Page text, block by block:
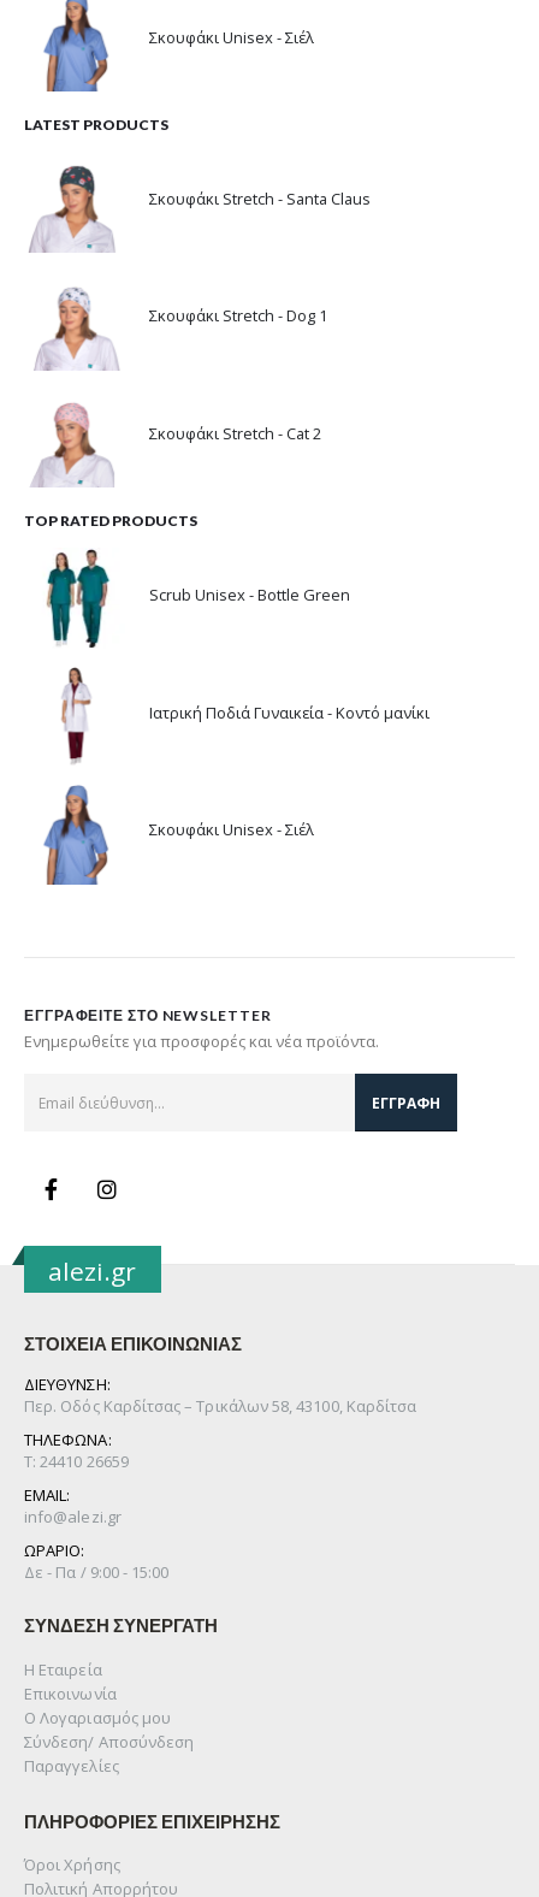
Σκουφάκι Unisex - Σιέλ
LATEST PRODUCTS
Σκουφάκι Stretch - Santa Claus
Σκουφάκι Stretch - Dog 1
Σκουφάκι Stretch - Cat 2
TOP RATED PRODUCTS
Scrub Unisex - Bottle Green
Ιατρική Ποδιά Γυναικεία - Κοντό μανίκι
Σκουφάκι Unisex - Σιέλ
ΕΓΓΡΑΦΕΊΤΕ ΣΤΟ NEWSLETTER
Ενημερωθείτε για προσφορές και νέα προϊόντα.
alezi.gr
ΣΤΟΙΧΕΙΑ ΕΠΙΚΟΙΝΩΝΙΑΣ
ΔΙΕΥΘΥΝΣΗ:
Περ. Οδός Καρδίτσας – Τρικάλων 58, 43100, Καρδίτσα
ΤΗΛΕΦΩΝΑ:
Τ: 24410 26659
EMAIL:
info@alezi.gr
ΩΡΑΡΙΟ:
Δε - Πα / 9:00 - 15:00
ΣΥΝΔΕΣΗ ΣΥΝΕΡΓΑΤΗ
Η Εταιρεία
Επικοινωνία
Ο Λογαριασμός μου
Σύνδεση/ Αποσύνδεση
Παραγγελίες
ΠΛΗΡΟΦΟΡΙΕΣ ΕΠΙΧΕΙΡΗΣΗΣ
Όροι Χρήσης
Πολιτική Απορρήτου